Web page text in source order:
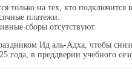
только на тех, кто подключится
платежи.
сборы отсутствуют.
Ид аль-Адха, чтобы
года, в преддверии учебного